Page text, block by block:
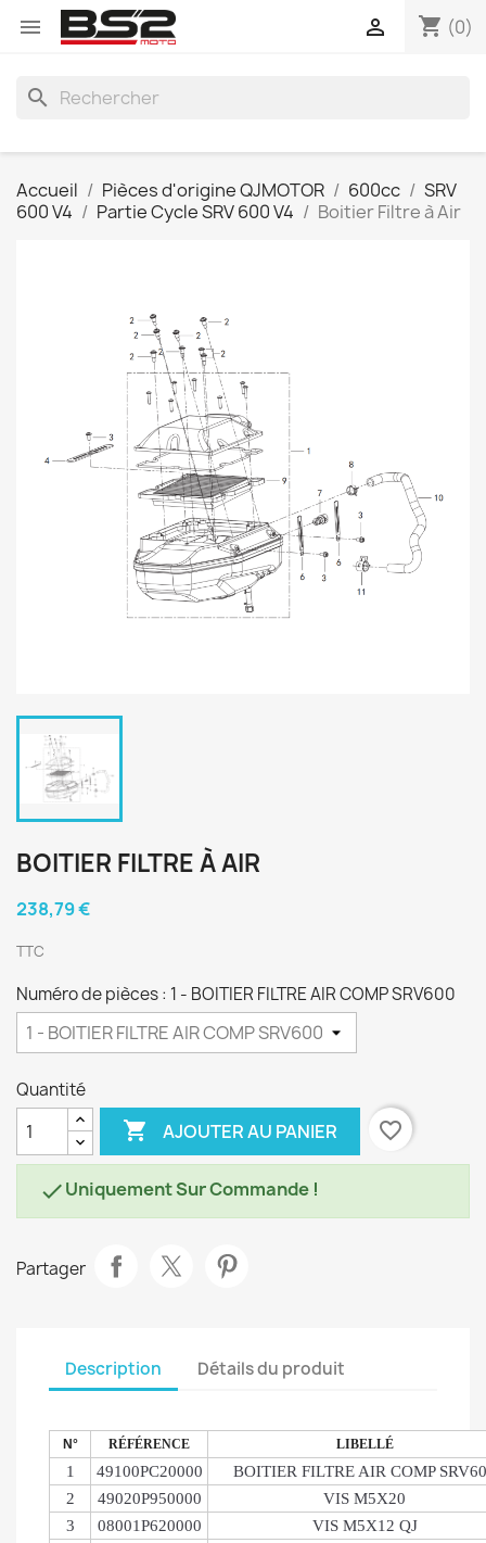
 shopping_cart (0)

search
Accueil Pièces d'origine QJMOTOR 600cc
SRV
600 V4
Partie Cycle SRV 600 V4 Boitier Filtre à Air
BOITIER FILTRE À AIR
238,79 €
TTC
Numéro de pièces : 1 - BOITIER FILTRE AIR COMP SRV600
Quantité
 AJOUTER AU PANIER favorite_border
Uniquement Sur Commande !
Partager
Description Détails du produit
N° RÉFÉRENCE LIBELLÉ
1 49100PC20000
BOITIER FILTRE AIR COMP
2
49020P950000
VIS M5X20
3
08001P620000
VIS M5X12 QJ